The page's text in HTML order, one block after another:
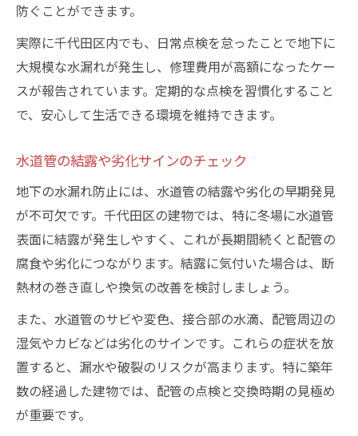
防ぐことができます。
実際に千代田区内でも、日常点検を怠ったことで地下に
大規模な水漏れが発生し、修理費用が高額になったケー
スが報告されています。定期的な点検を習慣化すること
で、安心して生活できる環境を維持できます。
水道管の結露や劣化サインのチェック
地下の水漏れ防止には、水道管の結露や劣化の早期発見
が不可欠です。千代田区の建物では、特に冬場に水道管
表面に結露が発生しやすく、これが長期間続くと配管の
腐食や劣化につながります。結露に気付いた場合は、断
熱材の巻き直しや換気の改善を検討しましょう。
また、水道管のサビや変色、接合部の水滴、配管周辺の
湿気やカビなどは劣化のサインです。これらの症状を放
置すると、漏水や破裂のリスクが高まります。特に築年
数の経過した建物では、配管の点検と交換時期の見極め
が重要です。